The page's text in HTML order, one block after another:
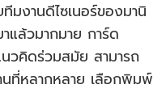
มงานดีไซเนอร์ของมานิ
แล้วมากมาย การ์ด
วคิดร่วมสมัย สามารถ
นที่หลากหลาย เลือกพิมพ์